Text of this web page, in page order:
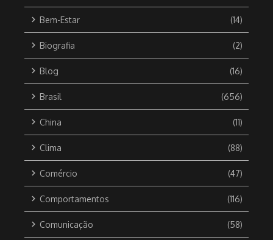
Bem-Estar (14)
Biografia (2)
Blog (16)
Brasil (656)
China (11)
Clima (88)
Comércio (47)
Comportamentos (116)
Comunicação (58)